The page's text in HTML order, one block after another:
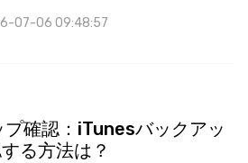
07-06 09:48:57
確認：iTunesバックアッ
る方法は？